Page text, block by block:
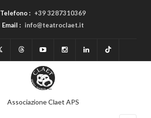
Telefono : +39 3287310369
Email : info@teatroclaet.it
Associazione Claet APS